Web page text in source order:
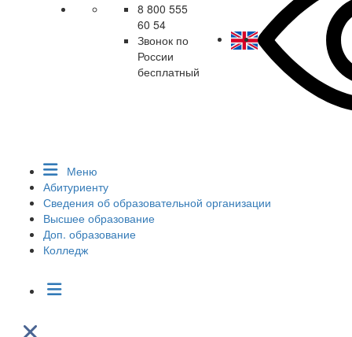
8 800 555
60 54
Звонок по
России
бесплатный
Меню
Абитуриенту
Сведения об образовательной организации
Высшее образование
Доп. образование
Колледж